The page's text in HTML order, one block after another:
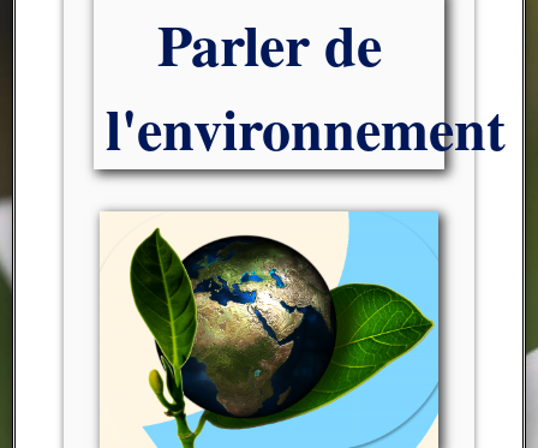
Parler de
l'environnement